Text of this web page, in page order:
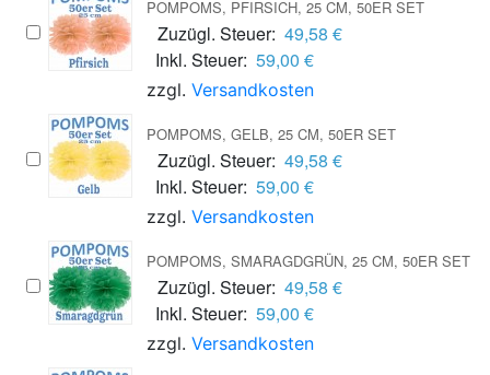
POMPOMS, PFIRSICH, 25 CM, 50ER SET
Zuzügl. Steuer: 49,58 €
Inkl. Steuer: 59,00 €
zzgl. Versandkosten
POMPOMS, GELB, 25 CM, 50ER SET
Zuzügl. Steuer: 49,58 €
Inkl. Steuer: 59,00 €
zzgl. Versandkosten
POMPOMS, SMARAGDGRÜN, 25 CM, 50ER SET
Zuzügl. Steuer: 49,58 €
Inkl. Steuer: 59,00 €
zzgl. Versandkosten